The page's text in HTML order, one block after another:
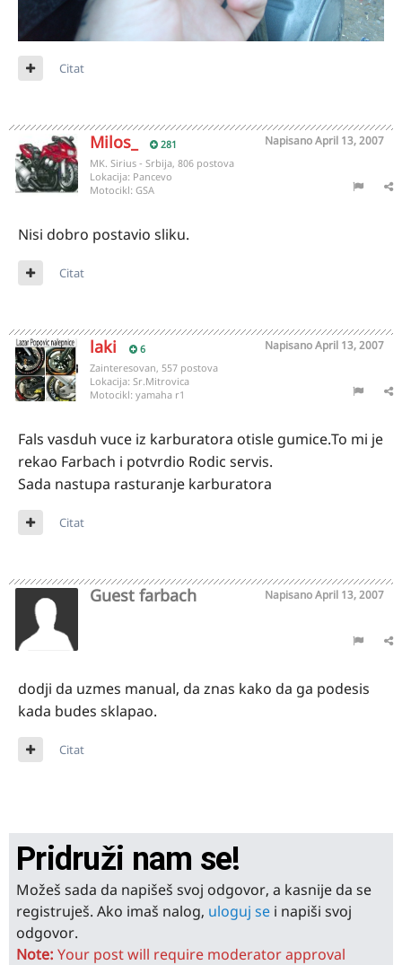
Citat
Milos_ 281 NapisanoApril 13, 2007
MK. Sirius - Srbija, 806 postova
Lokacija: Pancevo
Motocikl: GSA
Nisi dobro postavio sliku.
Citat
laki 6 NapisanoApril 13, 2007
Zainteresovan, 557 postova
Lokacija: Sr.Mitrovica
Motocikl: yamaha r1
Fals vasduh vuce iz karburatora otisle gumice.To mi je
rekao Farbach i potvrdio Rodic servis.
Sada nastupa rasturanje karburatora
Citat
Guest farbach NapisanoApril 13, 2007
dodji da uzmes manual, da znas kako da ga podesis
kada budes sklapao.
Citat
Pridruži nam se!
Možeš sada da napišeš svoj odgovor, a kasnije da se
registruješ. Ako imaš nalog, uloguj se i napiši svoj
odgovor.
Note: Your post will require moderator approval